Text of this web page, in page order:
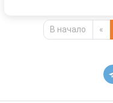
В начало «